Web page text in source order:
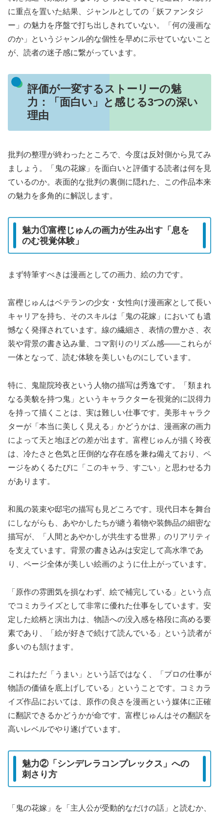
に重点を置いた結果、ジャンルとしての「妖ファンタジ
ー」の魅力を序盤で打ち出しきれていない。「何の漫画な
のか」というジャンル的な個性を早めに示せていないこと
が、読者の迷子感に繋がっています。
評価が一変するストーリーの魅
力：「面白い」と感じる3つの深い
理由
批判の整理が終わったところで、今度は反対側から見てみ
ましょう。「鬼の花嫁」を面白いと評価する読者は何を見
ているのか。表面的な批判の裏側に隠れた、この作品本来
の魅力を多角的に解説します。
魅力①富樫じゅんの画力が生み出す「息を
のむ視覚体験」
まず特筆すべきは漫画としての画力、絵の力です。
富樫じゅんはベテランの少女・女性向け漫画家として長い
キャリアを持ち、そのスキルは「鬼の花嫁」においても遺
憾なく発揮されています。線の繊細さ、表情の豊かさ、衣
装や背景の書き込み量、コマ割りのリズム感——これらが
一体となって、読む体験を美しいものにしています。
特に、鬼龍院玲夜という人物の描写は秀逸です。「類まれ
なる美貌を持つ鬼」というキャラクターを視覚的に説得力
を持って描くことは、実は難しい仕事です。美形キャラク
ターが「本当に美しく見える」かどうかは、漫画家の画力
によって天と地ほどの差が出ます。富樫じゅんが描く玲夜
は、冷たさと色気と圧倒的な存在感を兼ね備えており、ペ
ージをめくるたびに「このキャラ、すごい」と思わせる力
があります。
和風の装束や邸宅の描写も見どころです。現代日本を舞台
にしながらも、あやかしたちが纏う着物や装飾品の細密な
描写が、「人間とあやかしが共生する世界」のリアリティ
を支えています。背景の書き込みは安定して高水準であ
り、ページ全体が美しい絵画のように仕上がっています。
「原作の雰囲気を損なわず、絵で補完している」という点
でコミカライズとして非常に優れた仕事をしています。安
定した絵柄と演出力は、物語への没入感を格段に高める要
素であり、「絵が好きで続けて読んでいる」という読者が
多いのも頷けます。
これはただ「うまい」という話ではなく、「プロの仕事が
物語の価値を底上げしている」ということです。コミカラ
イズ作品においては、原作の良さを漫画という媒体に正確
に翻訳できるかどうかが命です。富樫じゅんはその翻訳を
高いレベルでやり遂げています。
魅力②「シンデレラコンプレックス」への
刺さり方
「鬼の花嫁」を「主人公が受動的なだけの話」と読むか、